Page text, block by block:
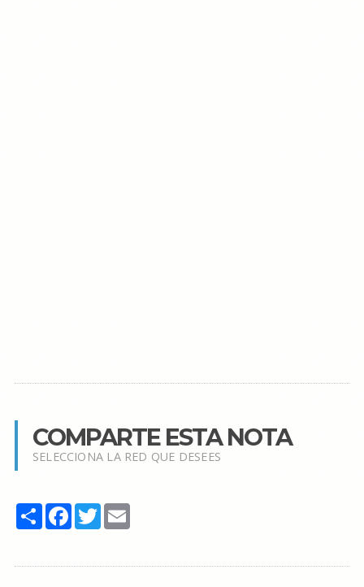
COMPARTE ESTA NOTA
SELECCIONA LA RED QUE DESEES
Share Facebook
TwitterEmail